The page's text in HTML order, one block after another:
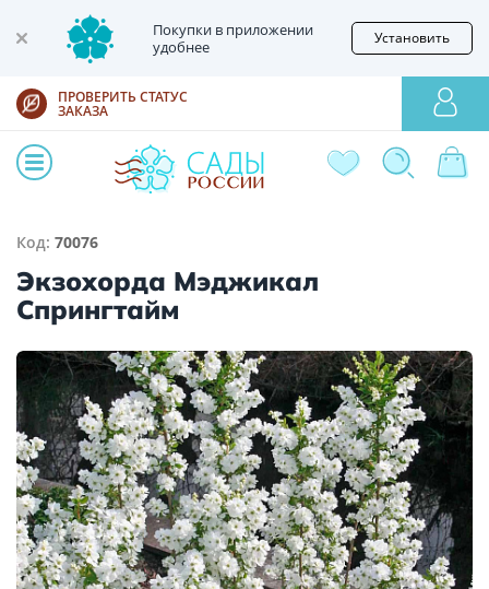
Покупки в приложении
удобнее
Установить
ПРОВЕРИТЬ СТАТУС
ЗАКАЗА
Код: 70076
Экзохорда Мэджикал
Спрингтайм